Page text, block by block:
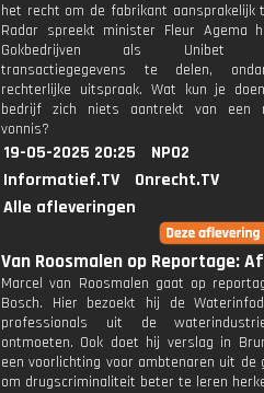
het recht om de fabrikant aansprakelijk
Radar spreekt minister Fleur Agema
Gokbedrijven als Unibet
transactiegegevens te delen,
rechterlijke uitspraak. Wat kun je
bedrijf zich niets aantrekt van een
vonnis?
19-05-2025 20:25
NPO2
Informatief.TV
Onrecht.TV
Alle afleveringen
Van Roosmalen op Reportage:
Marcel van Roosmalen gaat op
Bosch. Hier bezoekt hij de
professionals uit de
ontmoeten. Ook doet hij verslag in
een voorlichting voor ambtenaren uit de
om drugscriminaliteit beter te leren